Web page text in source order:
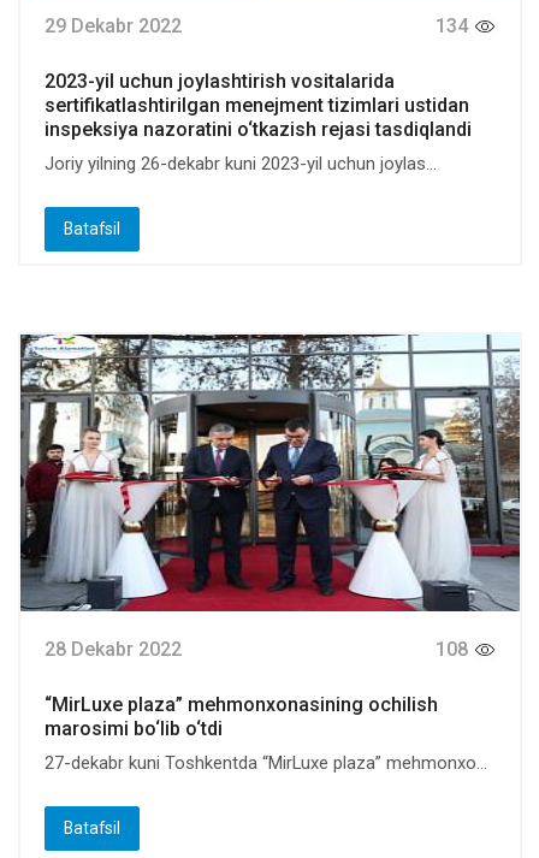
29 Dekabr 2022 134
2023-yil uchun joylashtirish vositalarida
sertifikatlashtirilgan menejment tizimlari ustidan
inspeksiya nazoratini o‘tkazish rejasi tasdiqlandi
Joriy yilning 26-dekabr kuni 2023-yil uchun joylas...
Batafsil
28 Dekabr 2022 108
“MirLuxe plaza” mehmonxonasining ochilish
marosimi bo‘lib o‘tdi
27-dekabr kuni Toshkentda “MirLuxe plaza” mehmonxo...
Batafsil